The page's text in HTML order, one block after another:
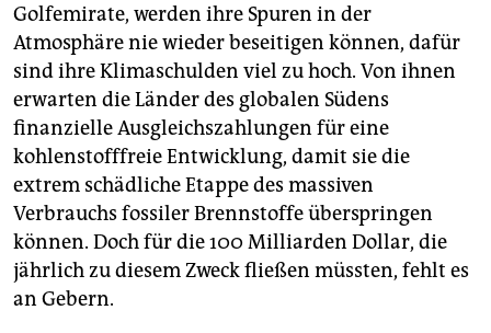
Golfemirate, werden ihre Spuren in der
Atmosphäre nie wieder beseitigen können, dafür
sind ihre Klimaschulden viel zu hoch. Von ihnen
erwarten die Länder des globalen Südens
finanzielle Ausgleichszahlungen für eine
kohlenstofffreie Entwicklung, damit sie die
extrem schädliche Etappe des massiven
Verbrauchs fossiler Brennstoffe überspringen
können. Doch für die 100 Milliarden Dollar, die
jährlich zu diesem Zweck fließen müssten, fehlt es
an Gebern.